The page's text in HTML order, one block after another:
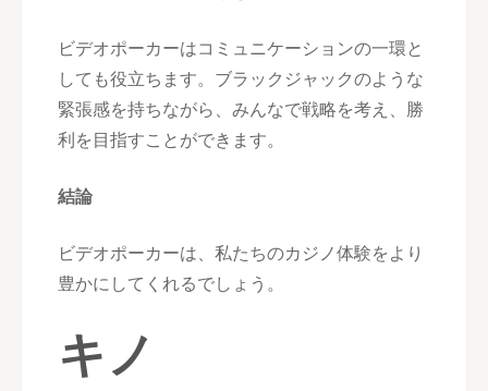
ビデオポーカーはコミュニケーションの一環と
しても役立ちます。ブラックジャックのような
緊張感を持ちながら、みんなで戦略を考え、勝
利を目指すことができます。
結論
ビデオポーカーは、私たちのカジノ体験をより
豊かにしてくれるでしょう。
キノ